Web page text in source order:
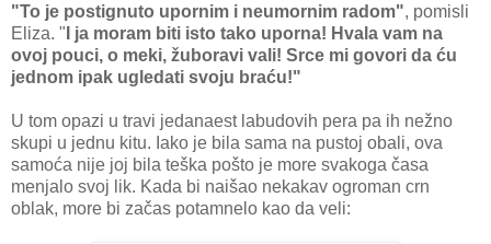
"To je postignuto upornim i neumornim radom", pomisli
Eliza. " I ja moram biti isto tako uporna! Hvala vam na
ovoj pouci, o meki, žuboravi vali! Srce mi govori da ću
jednom ipak ugledati svoju braću!"
U tom opazi u travi jedanaest labudovih pera pa ih nežno
skupi u jednu kitu. Iako je bila sama na pustoj obali, ova
samoća nije joj bila teška pošto je more svakoga časa
menjalo svoj lik. Kada bi naišao nekakav ogroman crn
oblak, more bi začas potamnelo kao da veli: